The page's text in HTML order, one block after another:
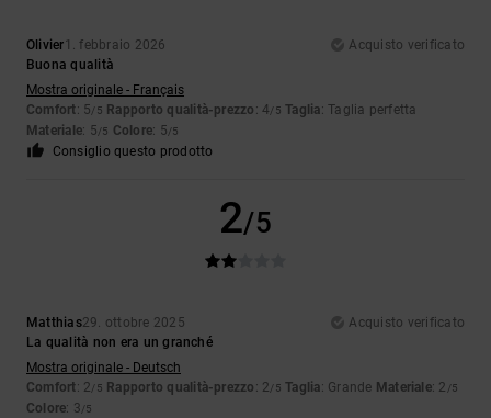
Olivier1. febbraio 2026
Acquisto verificato
Buona qualità
Mostra originale - Français
Comfort: 5/5 Rapporto qualità-prezzo : 4/5 Taglia: Taglia perfetta
Materiale: 5/5 Colore: 5/5
Consiglio questo prodotto
2/5
Matthias29. ottobre 2025
Acquisto verificato
La qualità non era un granché
Mostra originale - Deutsch
Comfort: 2/5 Rapporto qualità-prezzo : 2/5 Taglia: Grande Materiale: 2 /5
Colore: 3/5